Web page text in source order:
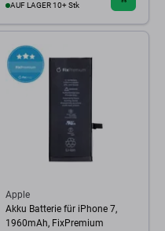
AUF LAGER 10+ Stk
Apple
Akku Batterie für iPhone 7,
1960mAh, FixPremium